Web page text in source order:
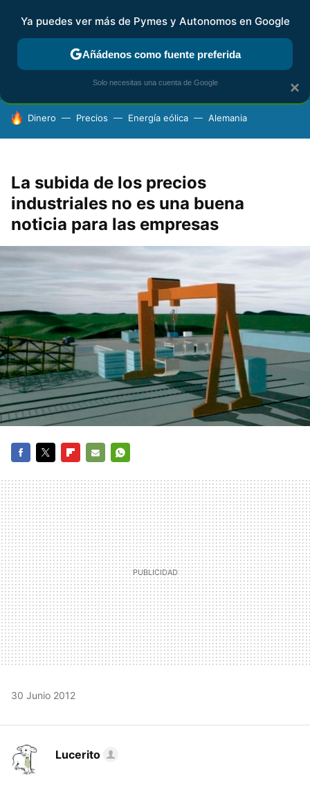
FISCALIDAD Y CONTABILIDAD KIT DIGITAL RENTA
HOY SE HABLA DE
Dinero Precios Energía eólica Alemania
La subida de los precios
industriales no es una buena
noticia para las empresas
MAIL
30 Junio 2012
Lucerito
×
Ya puedes ver más de Pymes y Autonomos en Google
Añádenos como fuente preferida
Solo necesitas una cuenta de Google